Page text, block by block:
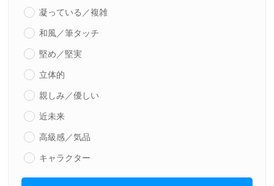
凝っている／複雑
和風／筆タッチ
堅め／堅実
立体的
親しみ／優しい
近未来
高級感／気品
キャラクター